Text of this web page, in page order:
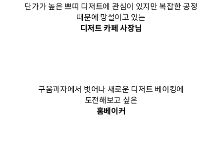
단가가 높은 쁘띠 디저트에 관심이 있지만 복잡한 공정
때문에 망설이고 있는
디저트 카페 사장님
구움과자에서 벗어나 새로운 디저트 베이킹에
도전해보고 싶은
홈베이커